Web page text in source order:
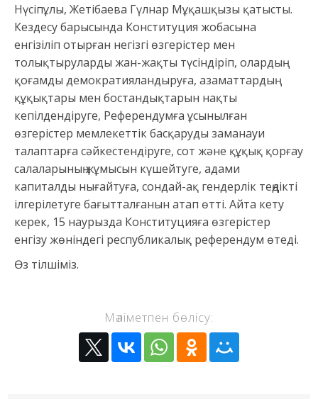
Нүсіпұлы, Жетібаева Гүлнар Мұқашқызы қатысты.
Кездесу барысында Конституция жобасына
енгізіліп отырған негізгі өзгерістер мен
толықтыруларды жан-жақты түсіндіріп, олардың
қоғамды демократияландыруға, азаматтардың
құқықтары мен бостандықтарын нақты
кепілдендіруге, Референдумға ұсынылған
өзгерістер мемлекеттік басқаруды заманауи
талаптарға сәйкестендіруге, сот және құқық қорғау
салаларының жұмысын күшейтуге, адами
капиталды нығайтуға, сондай-ақ гендерлік теңдікті
ілгерілетуге бағытталғанын атап өтті. Айта кету
керек, 15 наурызда Конституцияға өзгерістер
енгізу жөніндегі республикалық референдум өтеді.
Өз тілшіміз.
Мәліметпен бөлісу: